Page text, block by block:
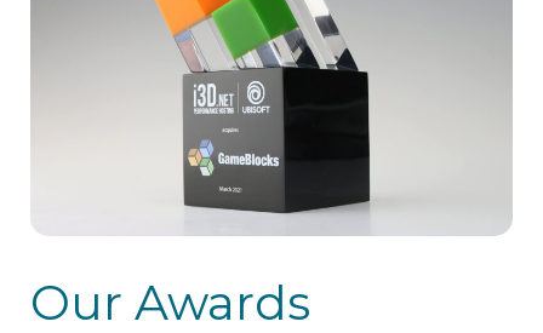
Our Awards